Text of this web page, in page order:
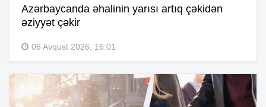
Azərbaycanda əhalinin yarısı artıq çəkidən
əziyyət çəkir
06 Avqust 2026, 16:01